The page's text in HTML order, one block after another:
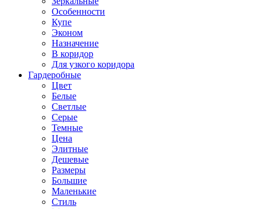
Особенности
Купе
Эконом
Назначение
В коридор
Для узкого коридора
Гардеробные
Цвет
Белые
Светлые
Серые
Темные
Цена
Элитные
Дешевые
Размеры
Большие
Маленькие
Стиль